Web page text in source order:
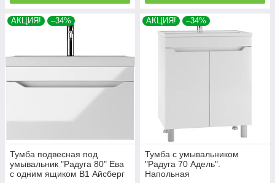
АКЦИЯ! –34%
Тумба подвесная под
умывальник "Радуга 80" Ева
с одним ящиком В1 Айсберг
АКЦИЯ! –34%
Тумба с умывальником
"Радуга 70 Адель".
Напольная